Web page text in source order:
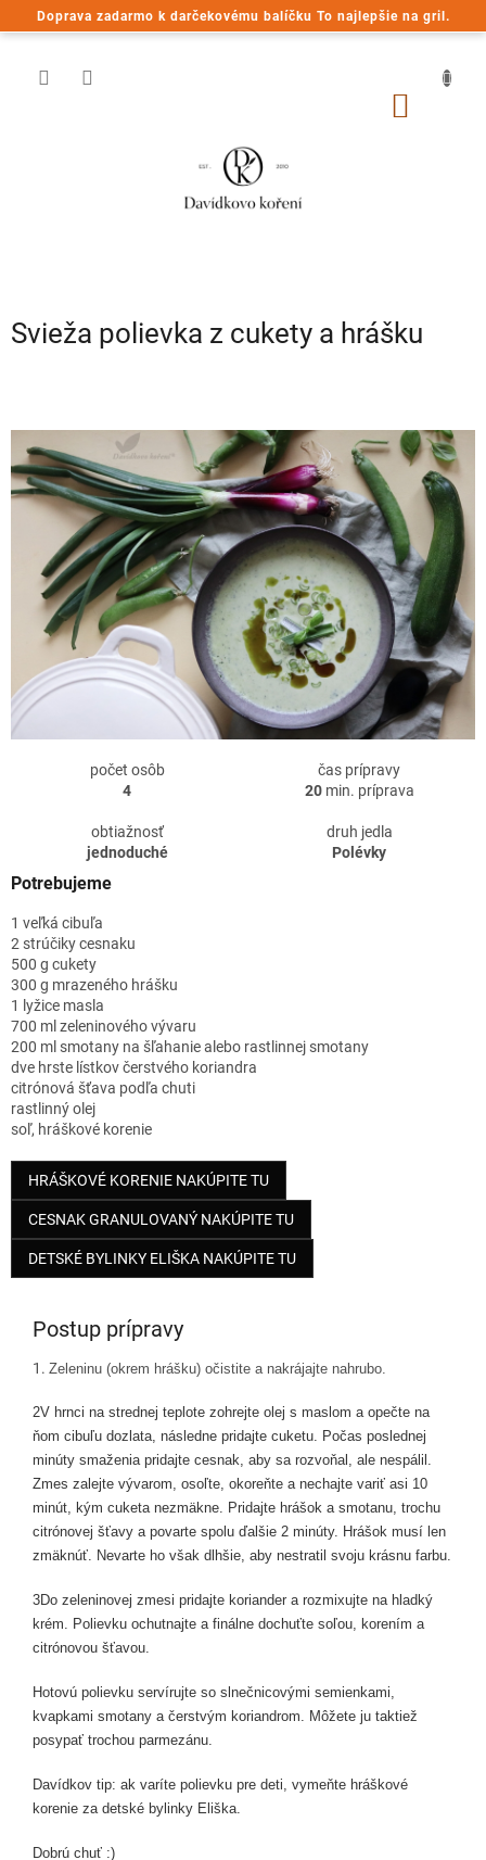
Doprava zadarmo k darčekovému balíčku To najlepšie na gril.
Prejsť
na
Svieža polievka z cukety a hrášku
počet osôb
4
čas prípravy
20min. príprava
obtiažnosť
jednoduché
druh jedla
Polévky
Potrebujeme
1 veľká cibuľa
2 strúčiky cesnaku
500 g cukety
300 g mrazeného hrášku
1 lyžice masla
700 ml zeleninového vývaru
200 ml smotany na šľahanie alebo rastlinnej smotany
dve hrste lístkov čerstvého koriandra
citrónová šťava podľa chuti
rastlinný olej
soľ, hráškové korenie
HRÁŠKOVÉ KORENIE NAKÚPITE TU
CESNAK GRANULOVANÝ NAKÚPITE TU
DETSKÉ BYLINKY ELIŠKA NAKÚPITE TU
Postup prípravy
1. Zeleninu (okrem hrášku) očistite a nakrájajte nahrubo.
2V hrnci na strednej teplote zohrejte olej s maslom a opečte na
ňom cibuľu dozlata, následne pridajte cuketu. Počas poslednej
minúty smaženia pridajte cesnak, aby sa rozvoňal, ale nespálil.
Zmes zalejte vývarom, osoľte, okoreňte a nechajte variť asi 10
minút, kým cuketa nezmäkne. Pridajte hrášok a smotanu, trochu
citrónovej šťavy a povarte spolu ďalšie 2 minúty. Hrášok musí len
zmäknúť. Nevarte ho však dlhšie, aby nestratil svoju krásnu farbu.
3Do zeleninovej zmesi pridajte koriander a rozmixujte na hladký
krém. Polievku ochutnajte a finálne dochuťte soľou, korením a
citrónovou šťavou.
Hotovú polievku servírujte so slnečnicovými semienkami,
kvapkami smotany a čerstvým koriandrom. Môžete ju taktiež
posypať trochou parmezánu.
Davídkov tip: ak varíte polievku pre deti, vymeňte hráškové
korenie za detské bylinky Eliška.
Dobrú chuť :)